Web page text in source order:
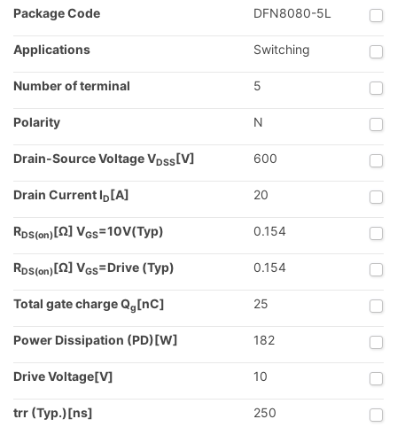
Package Code DFN8080-5L
Applications Switching
Number of terminal 5
Polarity N
Drain-Source Voltage VDSS[V] 600
Drain Current ID[A] 20
RDS(on)[Ω] VGS=10V(Typ) 0.154
RDS(on)[Ω] VGS=Drive (Typ) 0.154
Total gate charge Qg[nC] 25
Power Dissipation (PD)[W] 182
Drive Voltage[V] 10
trr (Typ.)[ns] 250